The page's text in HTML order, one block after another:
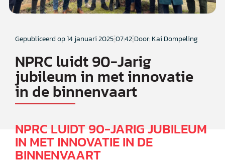
Gepubliceerd op14 januari 202507:42 Door: Kai Dompeling
NPRC luidt 90-Jarig
jubileum in met innovatie
in de binnenvaart
NPRC LUIDT 90-JARIG JUBILEUM
IN MET INNOVATIE IN DE
BINNENVAART